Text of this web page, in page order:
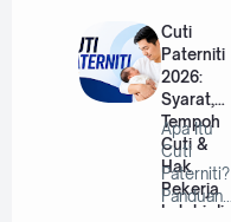
Berhad |
…
Cuti
Paterniti
2026:
Syarat,
Tempoh
Cuti &
Hak
Pekerja
Lelaki di
Apa Itu
Cuti
Paterniti?
Panduan